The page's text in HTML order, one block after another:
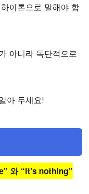
이톤으로 말해야 합
아니라 독단적으로
아 두세요!
와 “It's nothing”